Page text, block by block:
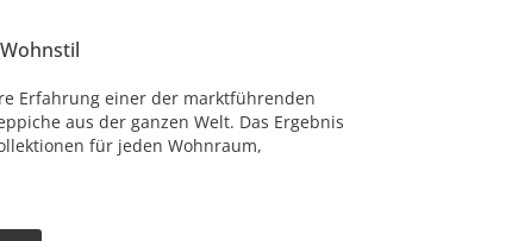
Erfahrung einer der marktführenden
aus der ganzen Welt. Das Ergebnis
für jeden Wohnraum,